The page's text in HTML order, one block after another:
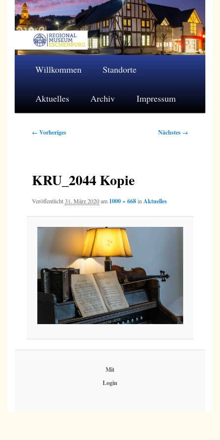
Zum
primären
Inhalt
Regionalmuseum Eschenburg e.V.
Willkommen Standorte
Aktuelles Archiv Impressum
Bilder-
← Vorheriges Nächstes →
KRU_2044 Kopie
Veröffentlicht31. März 2020am 1000 × 668in Aktuelles
Mit
Login